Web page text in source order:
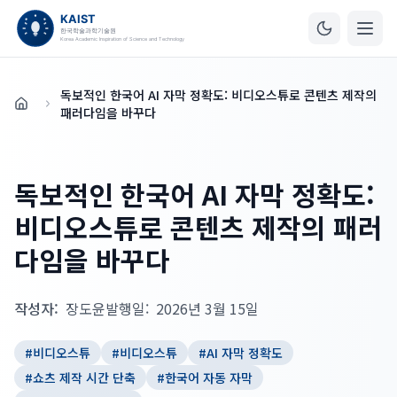
홈
독보적인 한국어 AI 자막 정확도: 비디오스튜로 콘텐츠 제작의
패러다임을 바꾸다
독보적인 한국어 AI 자막 정확도:
비디오스튜로 콘텐츠 제작의 패러
다임을 바꾸다
작성자: 장도윤발행일: 2026년 3월 15일
#비디오스튜 #비디오스튜 #AI 자막 정확도
#쇼츠 제작 시간 단축 #한국어 자동 자막